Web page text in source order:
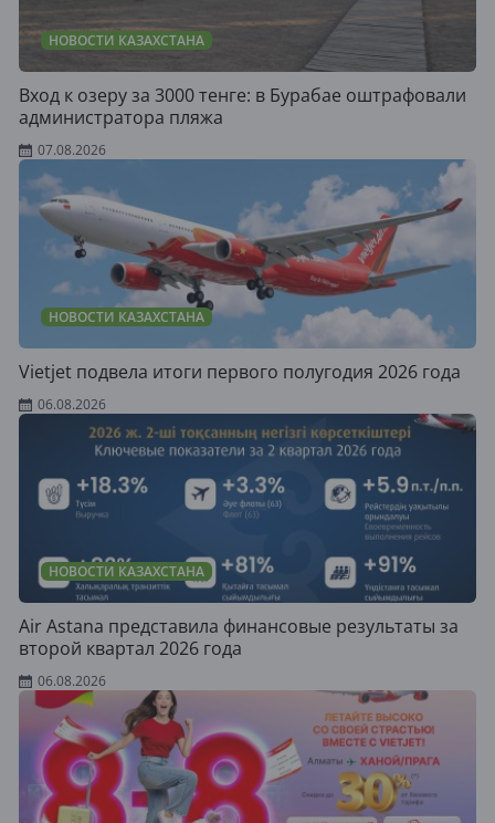
НОВОСТИ КАЗАХСТАНА
Вход к озеру за 3000 тенге: в Бурабае оштрафовали
администратора пляжа
07.08.2026
НОВОСТИ КАЗАХСТАНА
Vietjet подвела итоги первого полугодия 2026 года
06.08.2026
НОВОСТИ КАЗАХСТАНА
Air Astana представила финансовые результаты за
второй квартал 2026 года
06.08.2026